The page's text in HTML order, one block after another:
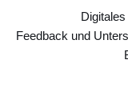
Feedback und